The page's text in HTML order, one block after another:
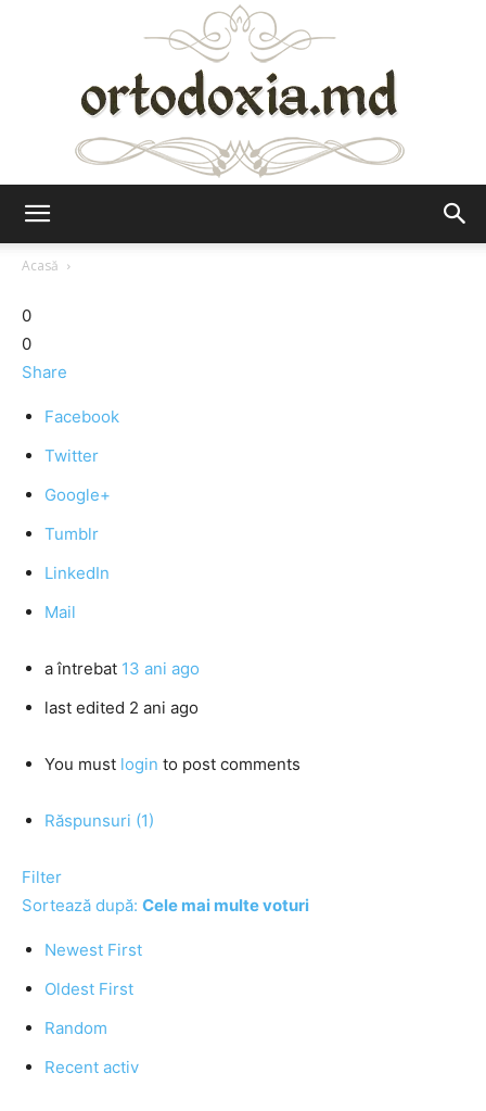
Acasă
0
0
Share
Facebook
Twitter
Google+
Tumblr
LinkedIn
Mail
a întrebat 13 ani ago
last edited 2 ani ago
You must login to post comments
Răspunsuri (1)
Filter
Sortează după: Cele mai multe voturi
Newest First
Oldest First
Random
Recent activ